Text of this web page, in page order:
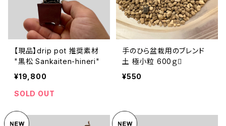
【現品】drip pot 推奨素材
"黒松 Sankaiten-hineri"
¥19,800
SOLD OUT
手のひら盆栽用のブレンド
土 極小粒 600ｇ
¥550